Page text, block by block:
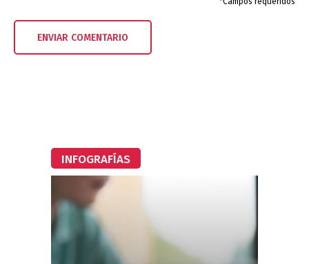
INFOGRAFÍAS